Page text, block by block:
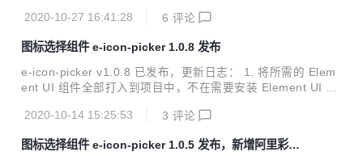
（已经脱离element-ui独立可用）和`font-awesome`（可
star 项目地址 Demo 在线测试 在线API 安装 因为项目使用了
element-ui的组件进行二次开发，所以在使用此组件前请安装
element-ui组件库。 安装方式请参考element-ui官网的相关文
2020-10-27 16:41:28 6 评论
图标选择组件 e-icon-picker 1.0.8 发布
e-icon-picker v1.0.8 已发布，更新日志： 1. 将所需的 Elem
ent UI 组件全部打入到项目中，不在需要安装 Element UI 组
需引用，减少组件库大小。 3. 将iconfont彩色图标分离，减少
件 简洁大方，专为`element-ui`（已经脱离element-ui独立可
2020-10-14 15:25:53 3 评论
图标选择组件 e-icon-picker 1.0.5 发布，新增阿里彩色